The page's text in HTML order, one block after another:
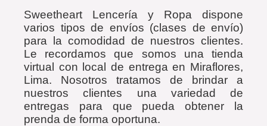
Sweetheart Lencería y Ropa dispone
varios tipos de envíos (clases de envío)
para la comodidad de nuestros clientes.
Le recordamos que somos una tienda
virtual con local de entrega en Miraflores,
Lima. Nosotros tratamos de brindar a
nuestros clientes una variedad de
entregas para que pueda obtener la
prenda de forma oportuna.